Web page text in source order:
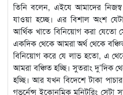
তিনি বলেন, এইযে আমাদের
যাওয়া হচ্ছে। এর বিশাল অংশ
আর্থিক খাতে বিনিয়োগ করা যেতো
একদিক থেকে আমরা অর্থ থেকে
বিনিয়োগ করে যে লাভ হতো, এ
আমরা বঞ্চিত হচ্ছি। সুতরাং দু’দিক
হচ্ছি। আর যখন বিদেশে টাকা
গভর্নেন্স ইকোনমিক মনিটরিং